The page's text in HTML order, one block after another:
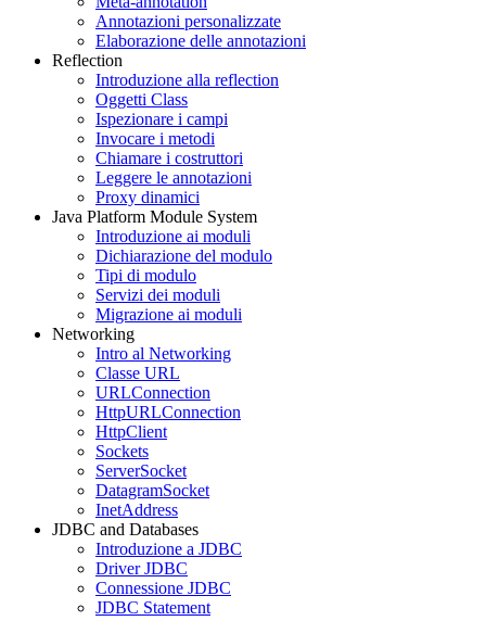
Annotazioni personalizzate
Elaborazione delle annotazioni
Reflection
Introduzione alla reflection
Oggetti Class
Ispezionare i campi
Invocare i metodi
Chiamare i costruttori
Leggere le annotazioni
Proxy dinamici
Java Platform Module System
Introduzione ai moduli
Dichiarazione del modulo
Tipi di modulo
Servizi dei moduli
Migrazione ai moduli
Networking
Intro al Networking
Classe URL
URLConnection
HttpURLConnection
HttpClient
Sockets
ServerSocket
DatagramSocket
InetAddress
JDBC and Databases
Introduzione a JDBC
Driver JDBC
Connessione JDBC
JDBC Statement